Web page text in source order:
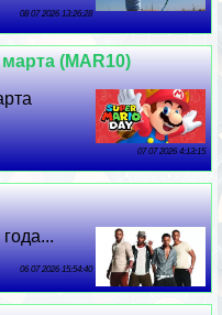
08 07 2026 13:26:28
(MAR10)
07 07 2026 4:13:15
06 07 2026 15:54:40